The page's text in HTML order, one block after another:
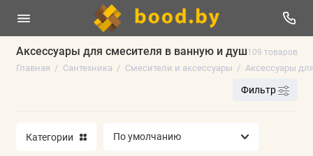
Аксессуары для смесителя в ванную и душ109 товаров
Главная Сантехника Смесители и аксессуары Аксессуары
Смесители и аксессуары
Фильтр
Категории